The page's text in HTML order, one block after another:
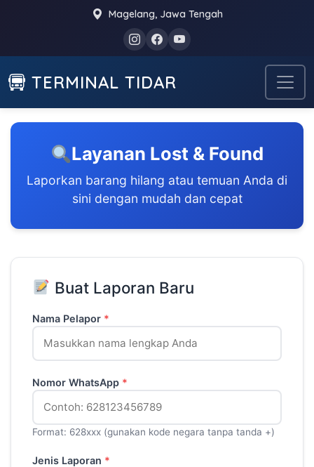
Magelang, Jawa Tengah
TERMINAL TIDAR
Layanan Lost & Found
Laporkan barang hilang atau temuan Anda di
sini dengan mudah dan cepat
Buat Laporan Baru
Nama Pelapor *
Nomor WhatsApp *
Format: 628xxx (gunakan kode negara tanpa tanda +)
Jenis Laporan *